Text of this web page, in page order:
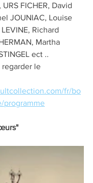
FICHER, David
JOUNIAC, Louise
Richard
Martha
ect ..
regarder le
fr/bo
programme